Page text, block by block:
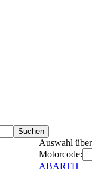
Auswahl
Motorcode:
ABARTH